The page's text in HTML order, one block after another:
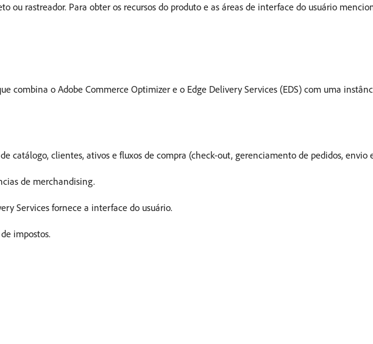
ou rastreador. Para obter os recursos do produto e as áreas de interface do usuário
combina o Adobe Commerce Optimizer e o Edge Delivery Services (EDS) com uma
catálogo, clientes, ativos e fluxos de compra (check-out, gerenciamento de pedidos, envio
de merchandising.
Services fornece a interface do usuário.
impostos.